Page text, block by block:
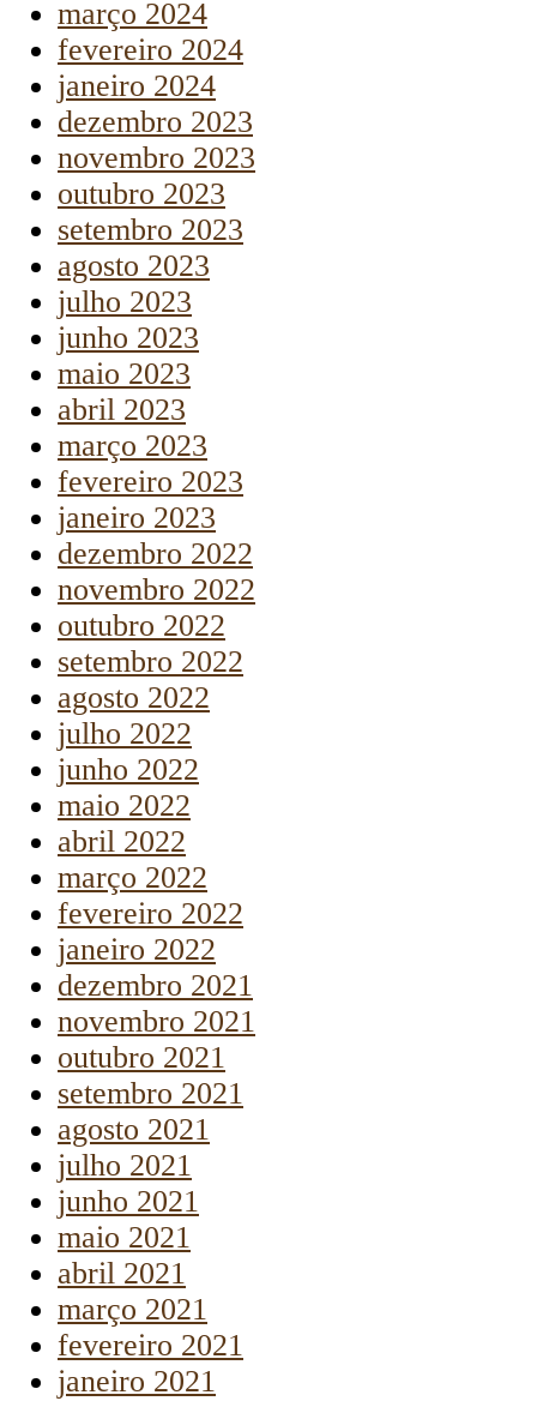
março 2024
fevereiro 2024
janeiro 2024
dezembro 2023
novembro 2023
outubro 2023
setembro 2023
agosto 2023
julho 2023
junho 2023
maio 2023
abril 2023
março 2023
fevereiro 2023
janeiro 2023
dezembro 2022
novembro 2022
outubro 2022
setembro 2022
agosto 2022
julho 2022
junho 2022
maio 2022
abril 2022
março 2022
fevereiro 2022
janeiro 2022
dezembro 2021
novembro 2021
outubro 2021
setembro 2021
agosto 2021
julho 2021
junho 2021
maio 2021
abril 2021
março 2021
fevereiro 2021
janeiro 2021